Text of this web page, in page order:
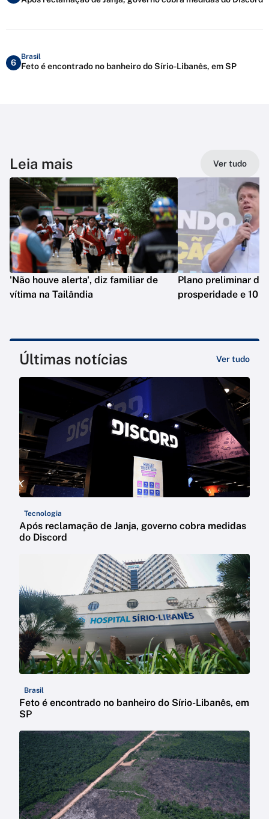
6
Brasil
Feto é encontrado no banheiro do Sírio-Libanês, em SP
Leia mais Ver tudo
'Não houve alerta', diz familiar de
vítima na Tailândia
Plano preliminar de
prosperidade e 10
Últimas notícias Ver tudo
Tecnologia
Após reclamação de Janja, governo cobra medidas
do Discord
Brasil
Feto é encontrado no banheiro do Sírio-Libanês, em
SP